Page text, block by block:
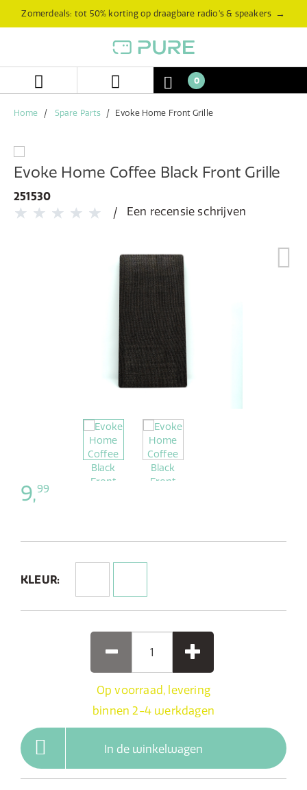
Zomerdeals: tot 50% korting op draagbare radio’s & speakers →
0
Home Spare Parts Evoke Home Front Grille
Evoke Home Coffee Black Front Grille
251530
Een recensie schrijven
9,99
KLEUR:
Op voorraad, levering
binnen 2-4 werkdagen
In de winkelwagen